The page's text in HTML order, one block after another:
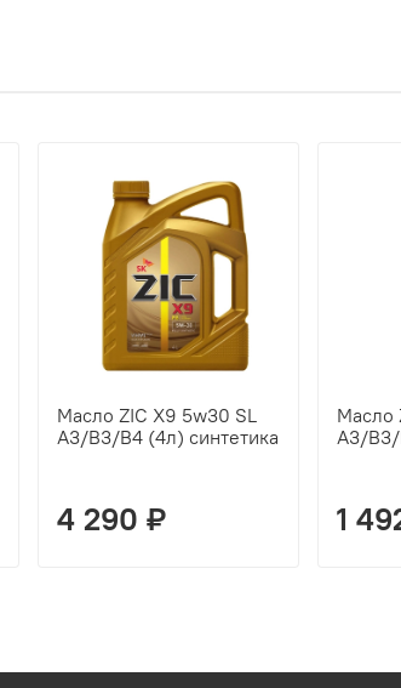
Масло ZIC X9 5w30 SL
A3/B3/B4 (4л) синтетика
4 290 ₽
Масло
A3/B3/
1